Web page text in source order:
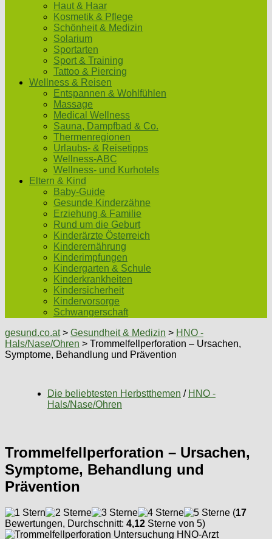
Haut & Haar
Kosmetik & Pflege
Schönheit & Medizin
Solarium
Sportarten
Sport & Training
Tattoo & Piercing
Wellness & Reisen
Entspannen & Wohlfühlen
Massage
Medical Wellness
Sauna, Dampfbad & Co.
Thermenregionen
Urlaubs- & Reisetipps
Wellness-ABC
Wellness- und Kurhotels
Eltern & Kind
Baby-Guide
Gesunde Kinderzähne
Erziehung & Familie
Rund um die Geburt
Kinderärzte Österreich
Kinderernährung
Kinderimpfungen
Kindergarten & Schule
Kinderkrankheiten
Kindersicherheit
Kindervorsorge
Schwangerschaft
gesund.co.at> Gesundheit & Medizin > HNO -
Hals/Nase/Ohren > Trommelfellperforation – Ursachen,
Symptome, Behandlung und Prävention
Die beliebtesten Herbstthemen / HNO -
Hals/Nase/Ohren
Trommelfellperforation – Ursachen,
Symptome, Behandlung und
Prävention
(17
Bewertungen, Durchschnitt: 4,12 Sterne von 5)